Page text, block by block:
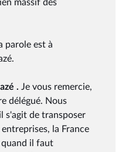
massif des
parole est à
. Je vous remercie,
délégué. Nous
s'agit de transposer
la France
quand il faut